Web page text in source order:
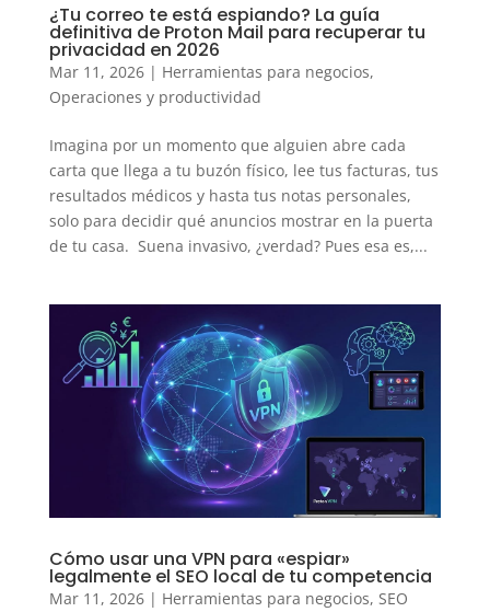
¿Tu correo te está espiando? La guía
definitiva de Proton Mail para recuperar tu
privacidad en 2026
Mar 11, 2026| Herramientas para negocios,
Operaciones y productividad
Imagina por un momento que alguien abre cada
carta que llega a tu buzón físico, lee tus facturas, tus
resultados médicos y hasta tus notas personales,
solo para decidir qué anuncios mostrar en la puerta
de tu casa. Suena invasivo, ¿verdad? Pues esa es,...
Cómo usar una VPN para «espiar»
legalmente el SEO local de tu competencia
Mar 11, 2026| Herramientas para negocios, SEO